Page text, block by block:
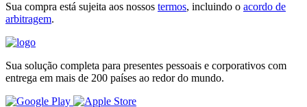
Sua compra está sujeita aos nossos termos, incluindo o acordo de
arbitragem.
Sua solução completa para presentes pessoais e corporativos com
entrega em mais de 200 países ao redor do mundo.